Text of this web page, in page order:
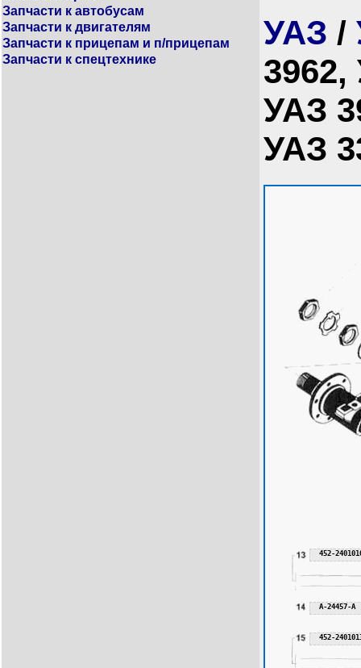
Запчасти к автобусам
Запчасти к двигателям
Запчасти к прицепам и п/прицепам
Запчасти к спецтехнике
УАЗ /
3962,
УАЗ
УАЗ
452-
А-24457-А
452-